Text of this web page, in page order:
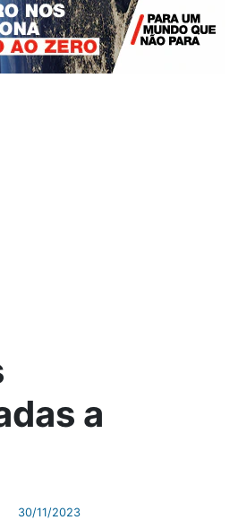
a
30/11/2023